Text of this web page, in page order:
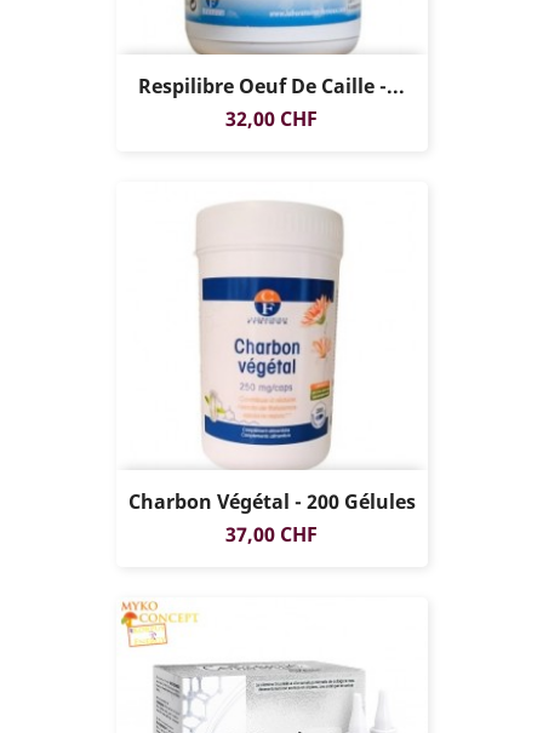
Respilibre Oeuf De Caille -...
Prix
32,00 CHF
Charbon Végétal - 200 Gélules
Prix
37,00 CHF